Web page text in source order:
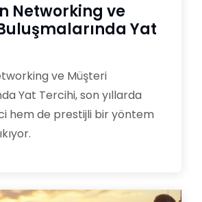
Networking ve
Yat
ve Müşteri
Yat Tercihi, son yıllarda
hem de prestijli bir yöntem